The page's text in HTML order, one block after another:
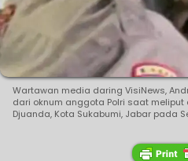
Wartawan media daring VisiNews,
dari oknum anggota Polri saat meliput
Djuanda, Kota Sukabumi, Jabar pada